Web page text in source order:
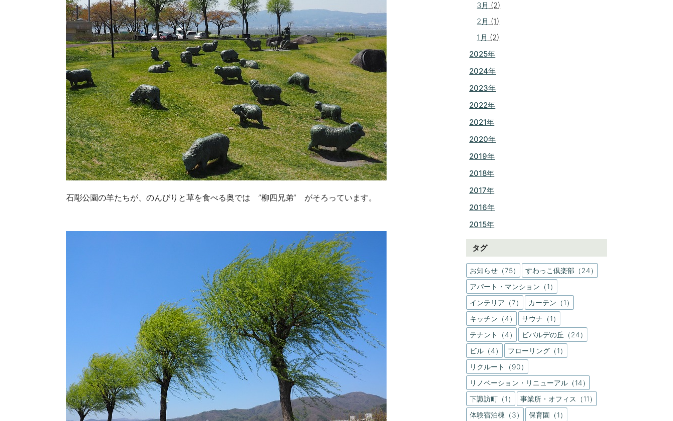
石彫公園の羊たちが、のんびりと草を食べる奥では ”柳四兄弟” がそろっています。
3月 (2)
2月 (1)
1月 (2)
2025年
2024年
2023年
2022年
2021年
2020年
2019年
2018年
2017年
2016年
2015年
タグ
お知らせ（75）
すわっこ倶楽部（24）
アパート・マンション（1）
インテリア（7）
カーテン（1）
キッチン（4）
サウナ（1）
テナント（4）
ビバルデの丘（24）
ビル（4）
フローリング（1）
リクルート（90）
リノベーション・リニューアル（14）
下諏訪町（1）
事業所・オフィス（11）
体験宿泊棟（3）
保育園（1）